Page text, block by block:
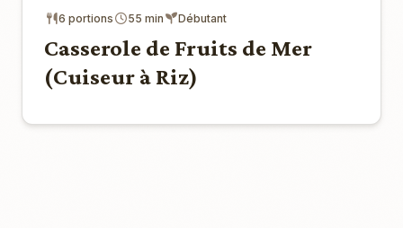
6 portions 55 min Débutant
Casserole de Fruits de Mer
(Cuiseur à Riz)